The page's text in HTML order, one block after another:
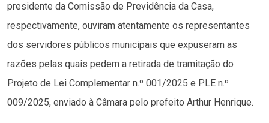
presidente da Comissão de Previdência da Casa,
respectivamente, ouviram atentamente os representantes
dos servidores públicos municipais que expuseram as
razões pelas quais pedem a retirada de tramitação do
Projeto de Lei Complementar n.º 001/2025 e PLE n.º
009/2025, enviado à Câmara pelo prefeito Arthur Henrique.